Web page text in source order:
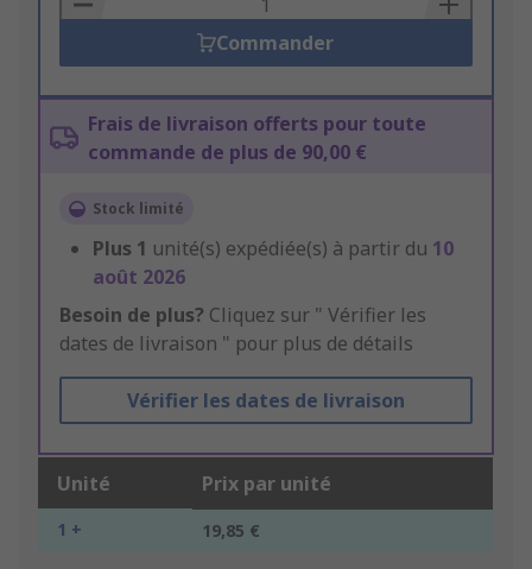
Commander
Frais de livraison offerts pour toute
commande de plus de 90,00 €
Stock limité
Plus 1 unité(s) expédiée(s) à partir du 10
août 2026
Besoin de plus? Cliquez sur " Vérifier les
dates de livraison " pour plus de détails
Vérifier les dates de livraison
Unité Prix par unité
1 + 19,85 €